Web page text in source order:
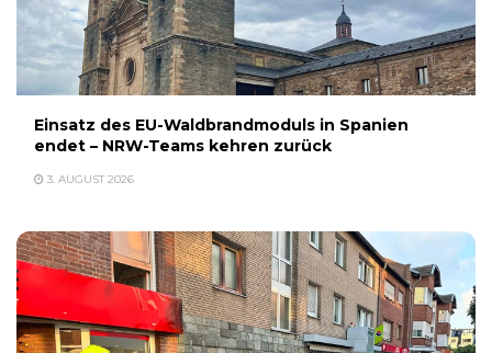
Einsatz des EU-Waldbrandmoduls in Spanien
endet – NRW-Teams kehren zurück
3. AUGUST 2026